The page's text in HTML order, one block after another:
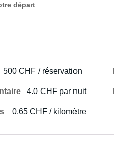
départ
500 CHF / réservation
4.0 CHF par nuit
0.65 CHF / kilomètre